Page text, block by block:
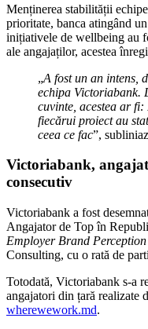
Menținerea stabilității
prioritate, banca atingând
inițiativele de wellbeing au
ale angajaților, acestea
„A fost un an intens,
echipa Victoriabank.
cuvinte, acestea ar
fiecărui proiect au
ceea ce fac”,
Victoriabank,
consecutiv
Victoriabank a fost
Angajator de Top în
Employer Brand Perception
Consulting, cu o rată de
Totodată, Victoriabank s-a
angajatori din țară realizate
wherewework.md.